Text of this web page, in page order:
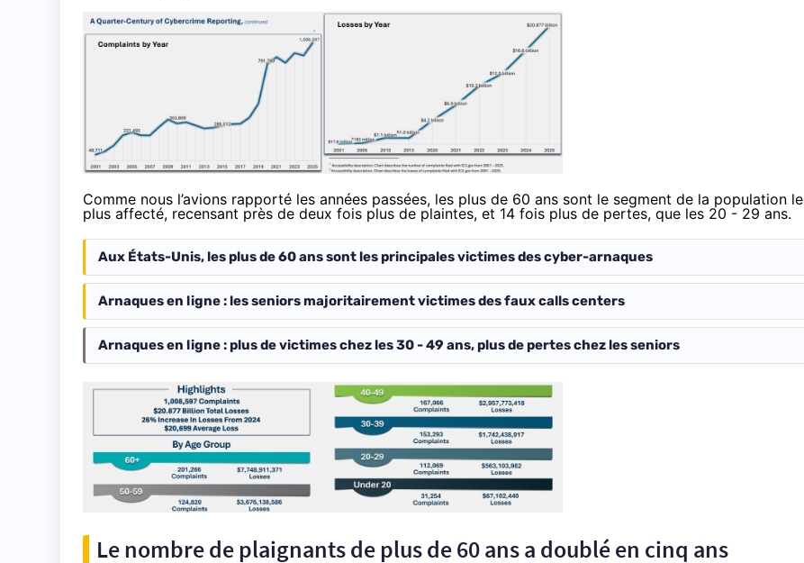
Comme nous l’avions rapporté les années passées, les plus de 60 ans sont le segment de la population le
plus affecté, recensant près de deux fois plus de plaintes, et 14 fois plus de pertes, que les 20 - 29 ans.
Aux États-Unis, les plus de 60 ans sont les principales victimes des cyber-arnaques
Arnaques en ligne : les seniors majoritairement victimes des faux calls centers
Arnaques en ligne : plus de victimes chez les 30 - 49 ans, plus de pertes chez les seniors
Le nombre de plaignants de plus de 60 ans a doublé en cinq ans